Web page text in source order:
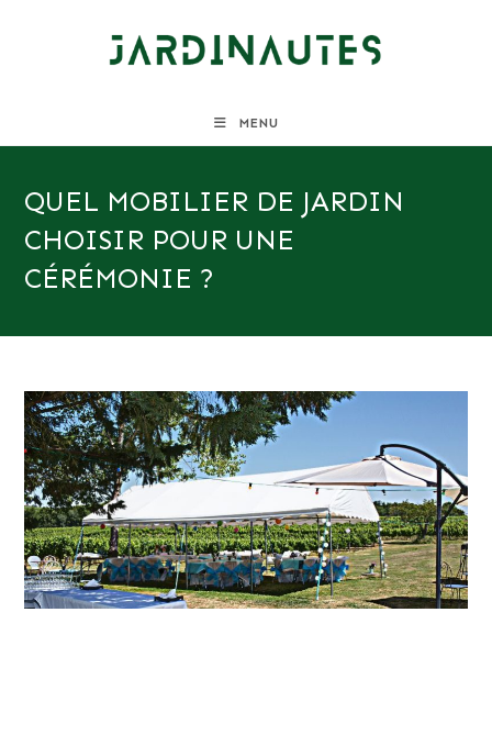
MENU
QUEL MOBILIER DE JARDIN
CHOISIR POUR UNE
CÉRÉMONIE ?